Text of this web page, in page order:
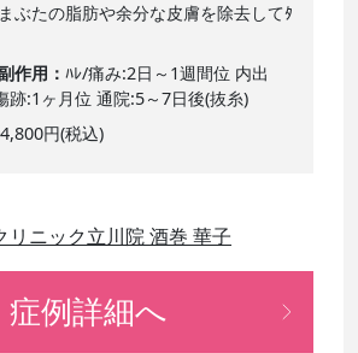
ぶたの脂肪や余分な皮膚を除去してﾀ
作用
ﾊﾚ/痛み:2日～1週間位 内出
跡:1ヶ月位 通院:5～7日後(抜糸)
円(税込)
リニック立川院 酒巻 華子
症例詳細へ